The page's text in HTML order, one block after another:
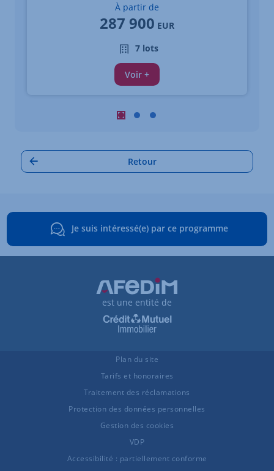
Carrousel : Autres annonces à
Carrousel : Autres annonces à
Carrousel : Autres
À partir de
287 900 EUR
7 lots
Voir +
Retour
Je suis intéressé(e) par ce programme
est une entité de
Plan du site
Tarifs et honoraires
Traitement des réclamations
Protection des données personnelles
Gestion des cookies
VDP
Accessibilité : partiellement conforme